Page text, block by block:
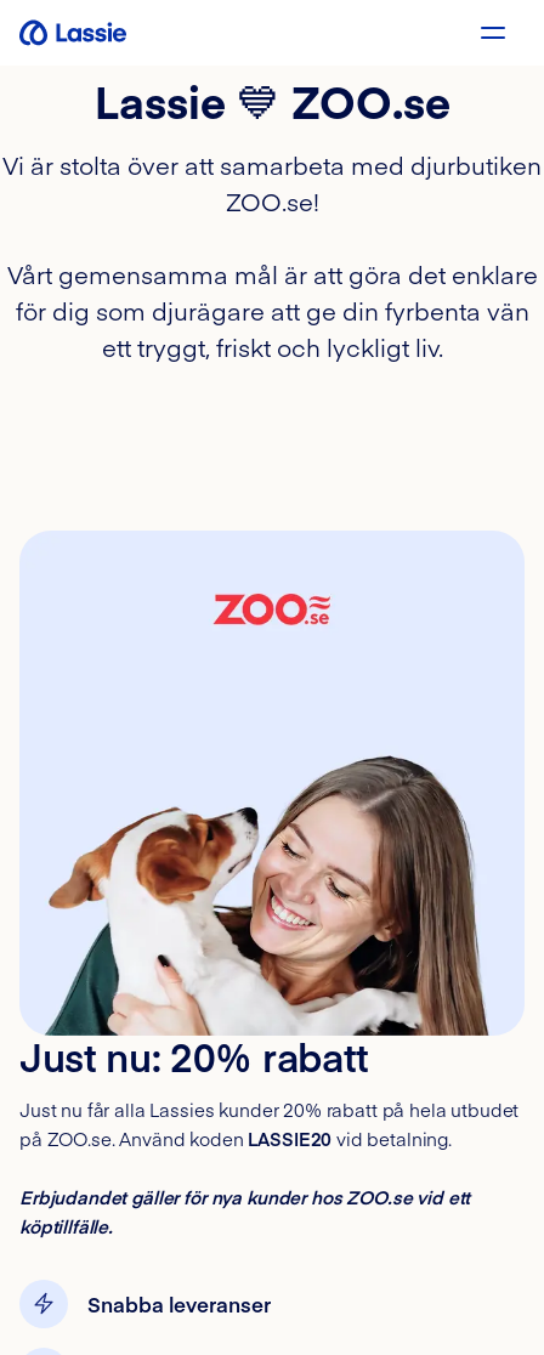
Lassie 💙 ZOO.se
Vi är stolta över att samarbeta med djurbutiken
ZOO.se!
Vårt gemensamma mål är att göra det enklare
för dig som djurägare att ge din fyrbenta vän
ett tryggt, friskt och lyckligt liv.
Just nu: 20% rabatt
Just nu får alla Lassies kunder 20% rabatt på hela utbudet
på ZOO.se. Använd koden LASSIE20vid betalning.
Erbjudandet gäller för nya kunder hos ZOO.se vid ett
köptillfälle.
Snabba leveranser